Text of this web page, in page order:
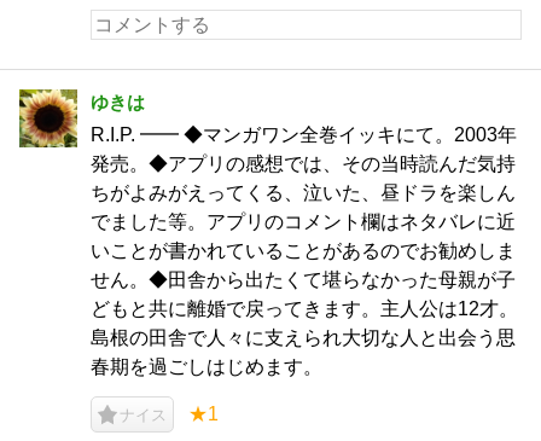
ゆきは
R.I.P. ━━ ◆マンガワン全巻イッキにて。2003年
発売。◆アプリの感想では、その当時読んだ気持
ちがよみがえってくる、泣いた、昼ドラを楽しん
でました等。アプリのコメント欄はネタバレに近
いことが書かれていることがあるのでお勧めしま
せん。◆田舎から出たくて堪らなかった母親が子
どもと共に離婚で戻ってきます。主人公は12才。
島根の田舎で人々に支えられ大切な人と出会う思
春期を過ごしはじめます。
ナイス ★1